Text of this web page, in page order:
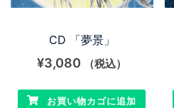
CD 「夢景」
¥3,080 （税込）
お買い物カゴに追加